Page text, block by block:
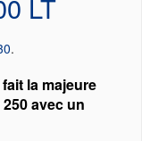
LT
.
la majeure
avec un